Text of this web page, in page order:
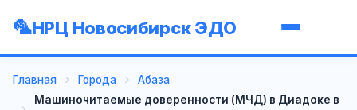
НРЦ Новосибирск ЭДО
Главная Города
Абаза
Машиночитаемые доверенности (МЧД) в Диадоке в